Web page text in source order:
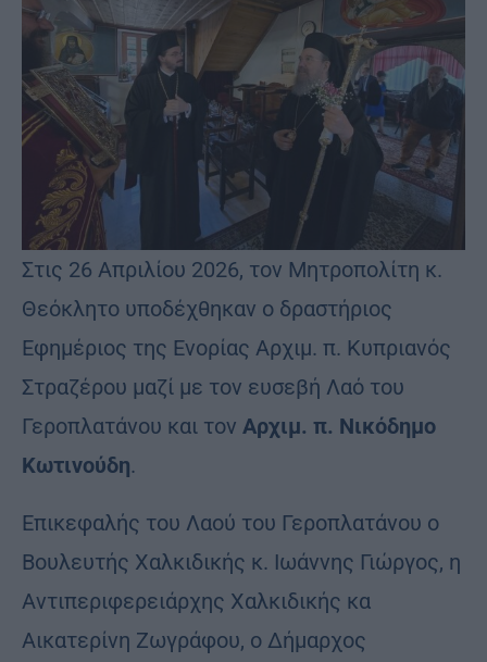
Στις 26 Απριλίου 2026, τον Μητροπολίτη κ.
Θεόκλητο υποδέχθηκαν ο δραστήριος
Εφημέριος της Ενορίας Αρχιμ. π. Κυπριανός
Στραζέρου μαζί με τον ευσεβή Λαό του
Γεροπλατάνου και τον Αρχιμ. π. Νικόδημο
Κωτινούδη.
Επικεφαλής του Λαού του Γεροπλατάνου ο
Βουλευτής Χαλκιδικής κ. Ιωάννης Γιώργος, η
Αντιπεριφερειάρχης Χαλκιδικής κα
Αικατερίνη Ζωγράφου, ο Δήμαρχος